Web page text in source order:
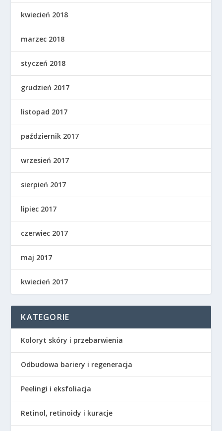
kwiecień 2018
marzec 2018
styczeń 2018
grudzień 2017
listopad 2017
październik 2017
wrzesień 2017
sierpień 2017
lipiec 2017
czerwiec 2017
maj 2017
kwiecień 2017
KATEGORIE
Koloryt skóry i przebarwienia
Odbudowa bariery i regeneracja
Peelingi i eksfoliacja
Retinol, retinoidy i kuracje